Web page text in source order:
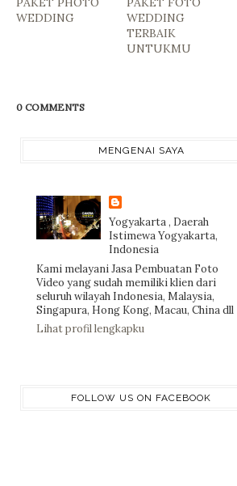
WEDDING
WEDDING
TERBAIK
UNTUKMU
0 COMMENTS
MENGENAI SAYA
Yogyakarta , Daerah
Istimewa Yogyakarta,
Indonesia
Kami melayani Jasa Pembuatan Foto
Video yang sudah memiliki klien dari
seluruh wilayah Indonesia, Malaysia,
Singapura, Hong Kong, Macau, China dll
Lihat profil lengkapku
FOLLOW US ON FACEBOOK